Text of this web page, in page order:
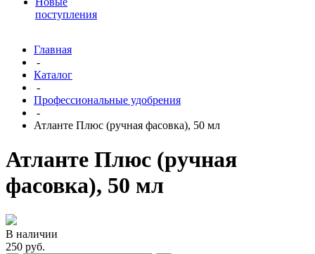
поступления
Главная
-
Каталог
-
Профессиональные удобрения
-
Атланте Плюс (ручная фасовка), 50 мл
Атланте Плюс (ручная
фасовка), 50 мл
В наличии
250 руб.